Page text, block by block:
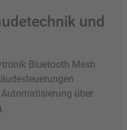
und
Bluetooth Mesh
über